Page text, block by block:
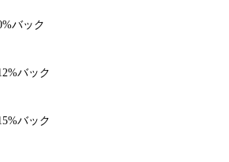
バック
バック
バック